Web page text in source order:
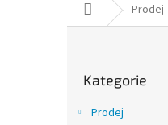
Domů Prodej
kategorie
Kategorie
Prodej